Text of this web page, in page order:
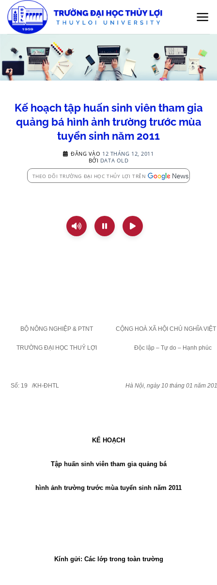
qua
nội
Kế hoạch tập huấn sinh viên tham gia
quảng bá hình ảnh trường trước mùa
tuyển sinh năm 2011
ĐĂNG VÀO 12 THÁNG 12, 2011
BỞI DATA OLD
THEO DÕI TRƯỜNG ĐẠI HỌC THỦY LỢI TRÊN
BỘ NÔNG NGHIỆP & PTNT
TRƯỜNG ĐẠI HỌC THUỶ LỢI
Số: 19 /KH-ĐHTL
CỘNG HOÀ XÃ HỘI CHỦ NGHĨA VIỆT
Độc lập – Tự do – Hạnh phúc
Hà Nội, ngày 10 tháng 01 năm
KẾ HOẠCH
Tập huấn sinh viên tham gia quảng bá
hình ảnh trường trước mùa tuyển sinh năm 2011
Kính gửi: Các lớp trong toàn trường